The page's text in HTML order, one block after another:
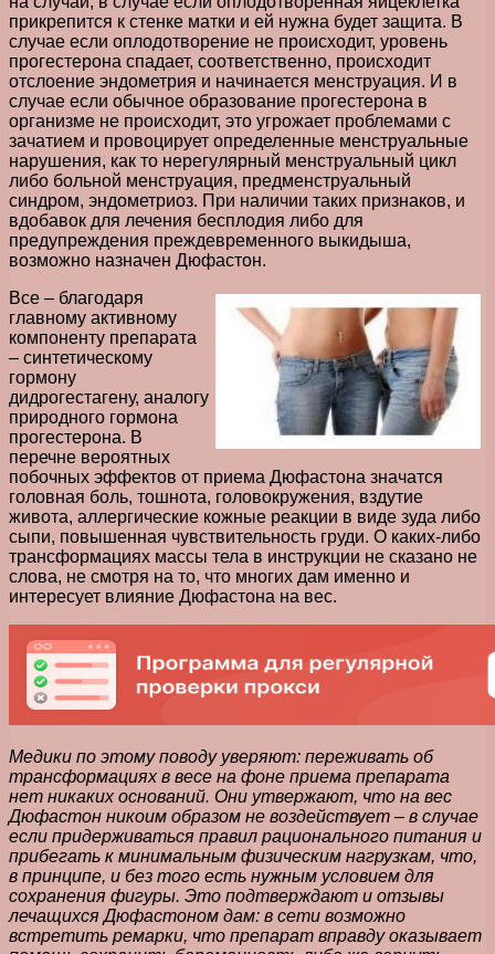
прикрепится к стенке матки и ей нужна будет защита. В
случае если оплодотворение не происходит, уровень
прогестерона спадает, соответственно, происходит
отслоение эндометрия и начинается менструация. И в
случае если обычное образование прогестерона в
организме не происходит, это угрожает проблемами с
зачатием и провоцирует определенные менструальные
нарушения, как то нерегулярный менструальный цикл
либо больной менструация, предменструальный
синдром, эндометриоз. При наличии таких признаков, и
вдобавок для лечения бесплодия либо для
предупреждения преждевременного выкидыша,
возможно назначен Дюфастон.
Все – благодаря
главному активному
компоненту препарата
– синтетическому
гормону
дидрогестагену, аналогу
природного гормона
прогестерона. В
перечне вероятных
побочных эффектов от приема Дюфастона значатся
головная боль, тошнота, головокружения, вздутие
живота, аллергические кожные реакции в виде зуда либо
сыпи, повышенная чувствительность груди. О каких-либо
трансформациях массы тела в инструкции не сказано не
слова, не смотря на то, что многих дам именно и
интересует влияние Дюфастона на вес.
Медики по этому поводу уверяют: переживать об
трансформациях в весе на фоне приема препарата
нет никаких оснований. Они утвержают, что на вес
Дюфастон никоим образом не воздействует – в случае
если придерживаться правил рационального питания и
прибегать к минимальным физическим нагрузкам, что,
в принципе, и без того есть нужным условием для
сохранения фигуры. Это подтверждают и отзывы
лечащихся Дюфастоном дам: в сети возможно
встретить ремарки, что препарат вправду оказывает